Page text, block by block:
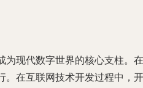
现代数字世界的核心支柱。
在互联网技术开发过程中